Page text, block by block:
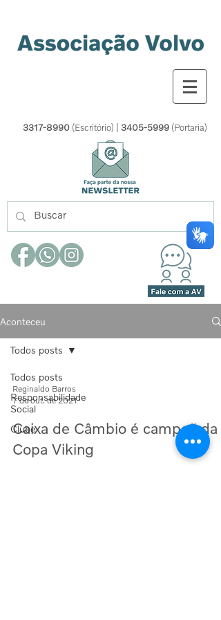
3317-8990 (Escritório) | 3405-5999(Portaria)
Aconteceu
Todos posts
Responsabilidade
Social
Clube
Todos posts
Reginaldo Barros
7 de out. de 2021
Caixa de Câmbio é campeã da
Copa Viking